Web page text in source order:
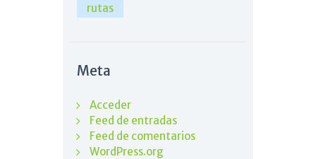
rutas
Meta
Acceder
Feed de entradas
Feed de comentarios
WordPress.org